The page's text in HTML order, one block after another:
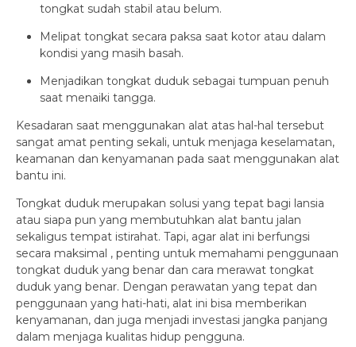
tongkat sudah stabil atau belum.
Melipat tongkat secara paksa saat kotor atau dalam
kondisi yang masih basah.
Menjadikan tongkat duduk sebagai tumpuan penuh
saat menaiki tangga.
Kesadaran saat menggunakan alat atas hal-hal tersebut
sangat amat penting sekali, untuk menjaga keselamatan,
keamanan dan kenyamanan pada saat menggunakan alat
bantu ini.
Tongkat duduk merupakan solusi yang tepat bagi lansia
atau siapa pun yang membutuhkan alat bantu jalan
sekaligus tempat istirahat. Tapi, agar alat ini berfungsi
secara maksimal , penting untuk memahami penggunaan
tongkat duduk yang benar dan cara merawat tongkat
duduk yang benar. Dengan perawatan yang tepat dan
penggunaan yang hati-hati, alat ini bisa memberikan
kenyamanan, dan juga menjadi investasi jangka panjang
dalam menjaga kualitas hidup pengguna.